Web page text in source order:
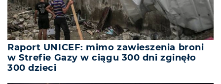
Raport UNICEF: mimo zawieszenia broni
w Strefie Gazy w ciągu 300 dni zginęło
300 dzieci